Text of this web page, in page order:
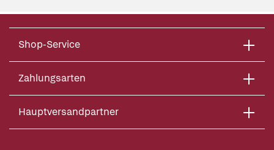
Shop-Service
Zahlungsarten
Hauptversandpartner